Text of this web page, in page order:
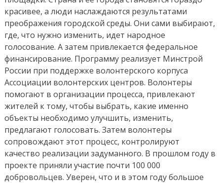
красивее, а люди наслаждаются результатами
преображения городской среды. Они сами выбирают,
где, что нужно изменить, идет народное
голосование. А затем привлекается федеральное
финансирование. Программу реализует Минстрой
России при поддержке волонтерского корпуса
Ассоциации волонтерских центров. Волонтеры
помогают в организации процесса, привлекают
жителей к тому, чтобы выбрать, какие именно
объекты необходимо улучшить, изменить,
предлагают голосовать. Затем волонтеры
сопровождают этот процесс, контролируют
качество реализации задуманного. В прошлом году в
проекте приняли участие почти 100 000
добровольцев. Уверен, что и в этом году большое